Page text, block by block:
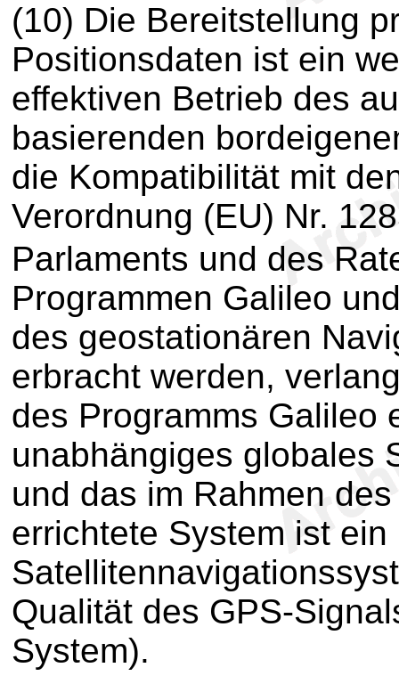
(10) Die Bereitstellung
Positionsdaten ist ein
effektiven Betrieb des
basierenden
die Kompatibilität mit
Verordnung (EU) Nr.
Parlaments und des
Programmen Galileo
des geostationären
erbracht werden,
des Programms Galileo
unabhängiges globales
und das im Rahmen
errichtete System ist
Qualität des GPS-
System).